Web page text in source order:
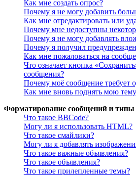
Как мне создать опрос?
Почему я не могу добавить
Как мне отредактировать или
Почему мне недоступны
Почему я не могу добавлять
Почему я получил
Как мне пожаловаться на
Что означает кнопка
сообщения?
Почему моё сообщение требует
Как мне вновь поднять мою
Форматирование сообщений и типы
Что такое BBCode?
Могу ли я использовать HTML?
Что такое смайлики?
Могу ли я добавлять
Что такое важные объявления?
Что такое объявления?
Что такое прилепленные темы?